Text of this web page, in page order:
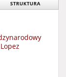
STRUKTURA